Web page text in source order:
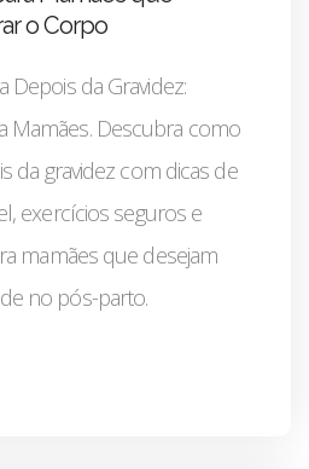
o Corpo
Depois da Gravidez:
Mamães. Descubra como
da gravidez com dicas de
exercícios seguros e
mamães que desejam
no pós-parto.